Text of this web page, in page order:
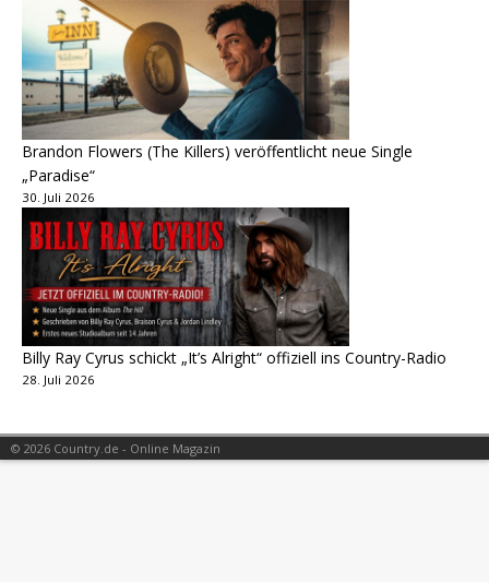
Brandon Flowers (The Killers) veröffentlicht neue Single
„Paradise“
30. Juli 2026
Billy Ray Cyrus schickt „It’s Alright“ offiziell ins Country-Radio
28. Juli 2026
© 2026 Country.de - Online Magazin